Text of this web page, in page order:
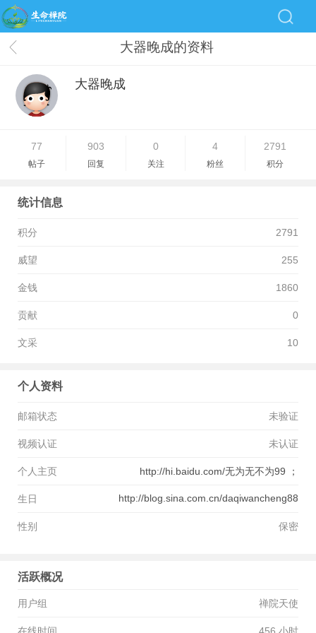
大器晚成的资料
大器晚成
77
帖子
903
回复
0
关注
4
粉丝
2791
积分
统计信息
积分 2791
威望 255
金钱 1860
贡献 0
文采 10
个人资料
邮箱状态 未验证
视频认证 未认证
个人主页 http://hi.baidu.com/无为无不为99 ；
http://blog.sina.com.cn/daqiwancheng88
生日 -
性别 保密
活跃概况
用户组 禅院天使